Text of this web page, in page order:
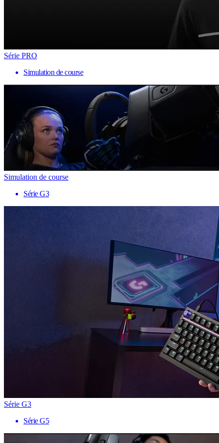
Série PRO
Simulation de course
Simulation de course
Série G3
Série G3
Série G5